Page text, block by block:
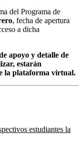
del Programa de
, fecha de apertura
a dicha
apoyo y detalle de
estarán
la plataforma virtual.
estudiantes la